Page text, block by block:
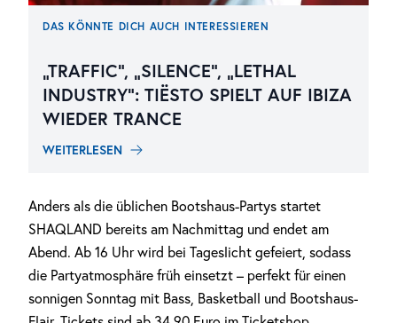
DAS KÖNNTE DICH AUCH INTERESSIEREN
„TRAFFIC“, „SILENCE“, „LETHAL
INDUSTRY“: TIËSTO SPIELT AUF IBIZA
WIEDER TRANCE
WEITERLESEN
Anders als die üblichen Bootshaus-Partys startet
SHAQLAND bereits am Nachmittag und endet am
Abend. Ab 16 Uhr wird bei Tageslicht gefeiert, sodass
die Partyatmosphäre früh einsetzt – perfekt für einen
sonnigen Sonntag mit Bass, Basketball und Bootshaus-